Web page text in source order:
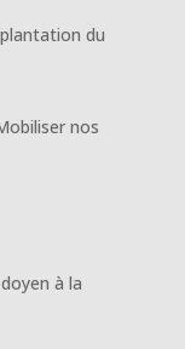
du
nos
à la